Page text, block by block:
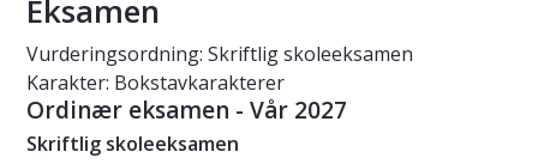
Eksamen
Vurderingsordning: Skriftlig skoleeksamen
Karakter: Bokstavkarakterer
Ordinær eksamen - Vår 2027
Skriftlig skoleeksamen